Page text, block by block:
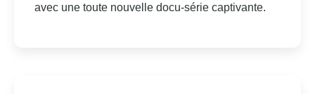
avec une toute nouvelle docu-série captivante.